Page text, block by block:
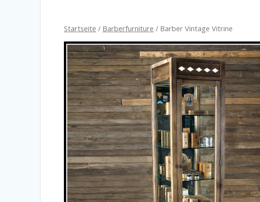
Startseite / Barberfurniture / Barber Vintage Vitrine